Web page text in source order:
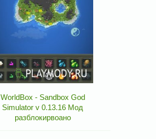
WorldBox - Sandbox God
Simulator v 0.13.16 Мод
разблокирвоано